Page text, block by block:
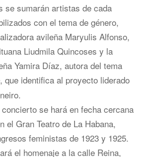
se sumarán artistas de cada
con el tema de género,
avileña Maryulis Alfonso,
Liudmila Quincoses y la
Yamira Díaz, autora del tema
, que identifica al proyecto liderado
se hará en fecha cercana
el Gran Teatro de La Habana,
feministas de 1923 y 1925.
el homenaje a la calle Reina,